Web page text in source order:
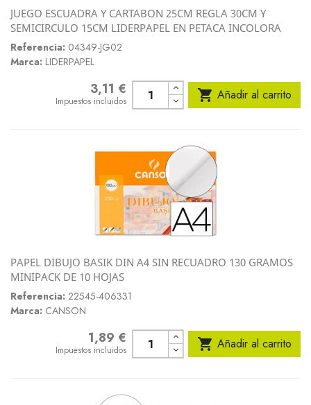
JUEGO ESCUADRA Y CARTABON 25CM REGLA 30CM Y
SEMICIRCULO 15CM LIDERPAPEL EN PETACA INCOLORA
Referencia: 04349-JG02
Marca: LIDERPAPEL
3,11 €
Impuestos incluidos  Añadir al carrito
PAPEL DIBUJO BASIK DIN A4 SIN RECUADRO 130 GRAMOS
MINIPACK DE 10 HOJAS
Referencia: 22545-406331
Marca: CANSON
1,89 €
Impuestos incluidos  Añadir al carrito